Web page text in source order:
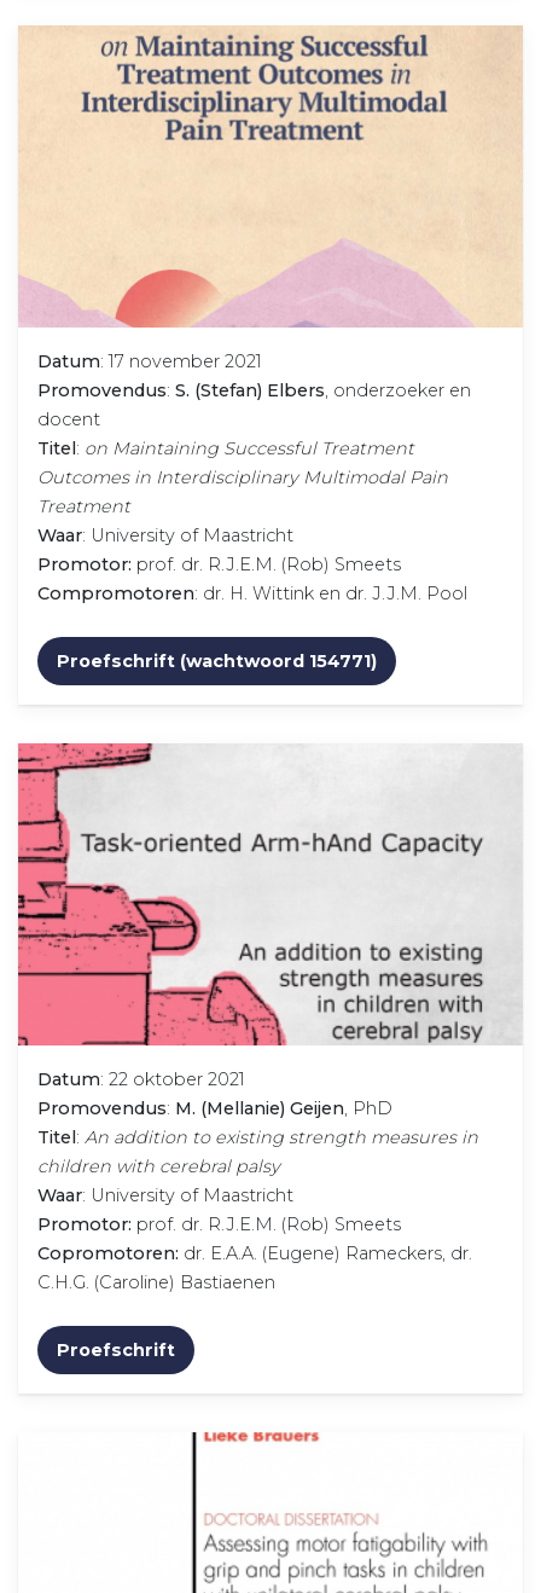
Datum: 17 november 2021
Promovendus: S. (Stefan) Elbers, onderzoeker en
docent
Titel: on Maintaining Successful Treatment
Outcomes in Interdisciplinary Multimodal Pain
Treatment
Waar: University of Maastricht
Promotor: prof. dr. R.J.E.M. (Rob) Smeets
Compromotoren: dr. H. Wittink en dr. J.J.M. Pool
Proefschrift (wachtwoord 154771)
Datum: 22 oktober 2021
Promovendus: M. (Mellanie) Geijen, PhD
Titel: An addition to existing strength measures in
children with cerebral palsy
Waar: University of Maastricht
Promotor: prof. dr. R.J.E.M. (Rob) Smeets
Copromotoren: dr. E.A.A. (Eugene) Rameckers, dr.
C.H.G. (Caroline) Bastiaenen
Proefschrift